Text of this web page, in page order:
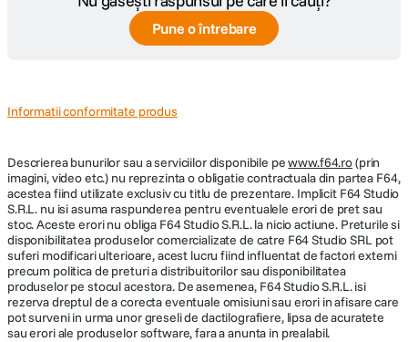
Pune o întrebare
Informatii conformitate produs
Descrierea bunurilor sau a serviciilor disponibile pewww.f64.ro(prin
imagini, video etc.) nu reprezinta o obligatie contractuala din partea F64,
acestea fiind utilizate exclusiv cu titlu de prezentare. Implicit F64 Studio
S.R.L. nu isi asuma raspunderea pentru eventualele erori de pret sau
stoc. Aceste erori nu obliga F64 Studio S.R.L. la nicio actiune. Preturile si
disponibilitatea produselor comercializate de catre F64 Studio SRL pot
suferi modificari ulterioare, acest lucru fiind influentat de factori externi
precum politica de preturi a distribuitorilor sau disponibilitatea
produselor pe stocul acestora. De asemenea, F64 Studio S.R.L. isi
rezerva dreptul de a corecta eventuale omisiuni sau erori in afisare care
pot surveni in urma unor greseli de dactilografiere, lipsa de acuratete
sau erori ale produselor software, fara a anunta in prealabil.